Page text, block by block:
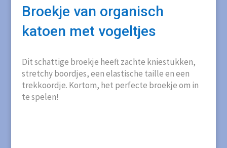
Broekje van organisch
katoen met vogeltjes
Dit schattige broekje heeft zachte kniestukken,
stretchy boordjes, een elastische taille en een
trekkoordje. Kortom, het perfecte broekje om in
te spelen!